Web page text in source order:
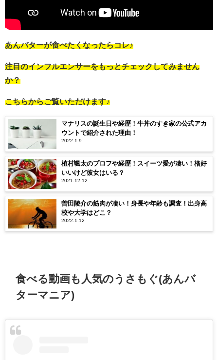
あんバターが食べたくなったらコレ♪
注目のインフルエンサーをもっとチェックしてみません
か？
こちらからご覧いただけます♪
マナリスの誕生日や経歴！牛丼のすき家の公式アカ
ウントで紹介された理由！
2022.1.9
植村颯太のプロフや経歴！スイーツ愛が凄い！格好
いいけど彼女はいる？
2021.12.12
曽田陵介の筋肉が凄い！身長や年齢も調査！出身高
校や大学はどこ？
2022.1.12
食べる動画も人気のうさもぐ(あんバ
ターマニア)